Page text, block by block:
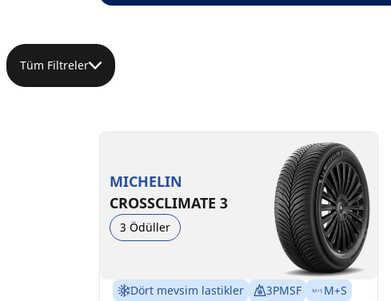
Tüm Filtreler
MICHELIN
CROSSCLIMATE 3
3 Ödüller
Dört mevsim lastikler 3PMSF
M+S